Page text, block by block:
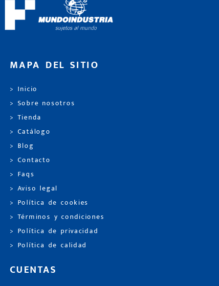
MAPA DEL SITIO
> Inicio
> Sobre nosotros
> Tienda
> Catálogo
> Blog
> Contacto
> Faqs
> Aviso legal
> Política de cookies
> Términos y condiciones
> Política de privacidad
> Política de calidad
CUENTAS